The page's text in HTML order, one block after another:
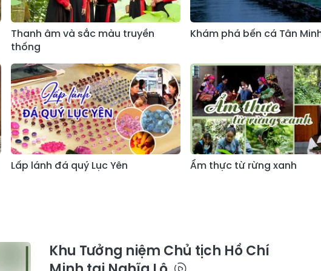
Thanh âm và sắc màu truyền
thống
Khám phá bến cá Tân
Lấp lánh đá quý Lục Yên Ẩm thực từ rừng xanh
Khu Tưởng niệm Chủ tịch Hồ Chí